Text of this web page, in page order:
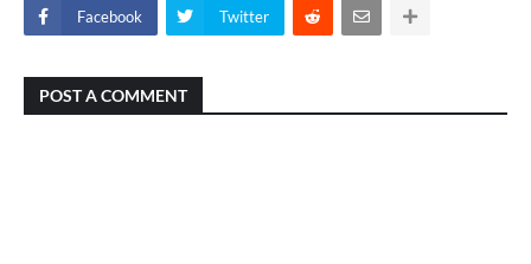
Facebook Twitter
POST A COMMENT